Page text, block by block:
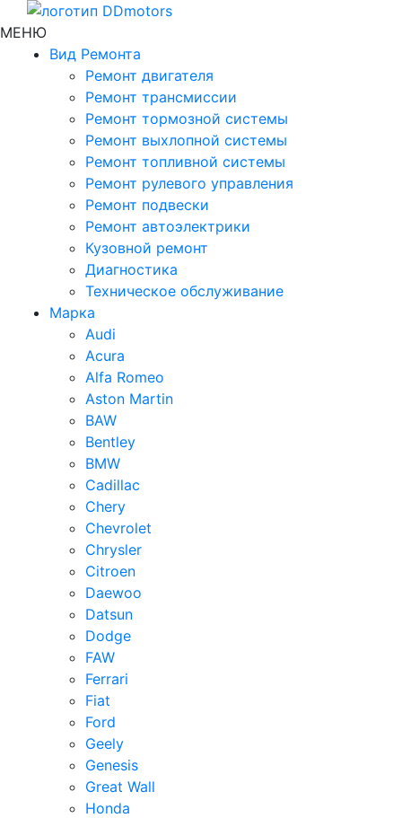
МЕНЮ
Вид Ремонта
Ремонт двигателя
Ремонт трансмиссии
Ремонт тормозной системы
Ремонт выхлопной системы
Ремонт топливной системы
Ремонт рулевого управления
Ремонт подвески
Ремонт автоэлектрики
Кузовной ремонт
Диагностика
Техническое обслуживание
Марка
Audi
Acura
Alfa Romeo
Aston Martin
BAW
Bentley
BMW
Cadillac
Chery
Chevrolet
Chrysler
Citroen
Daewoo
Datsun
Dodge
FAW
Ferrari
Fiat
Ford
Geely
Genesis
Great Wall
Honda